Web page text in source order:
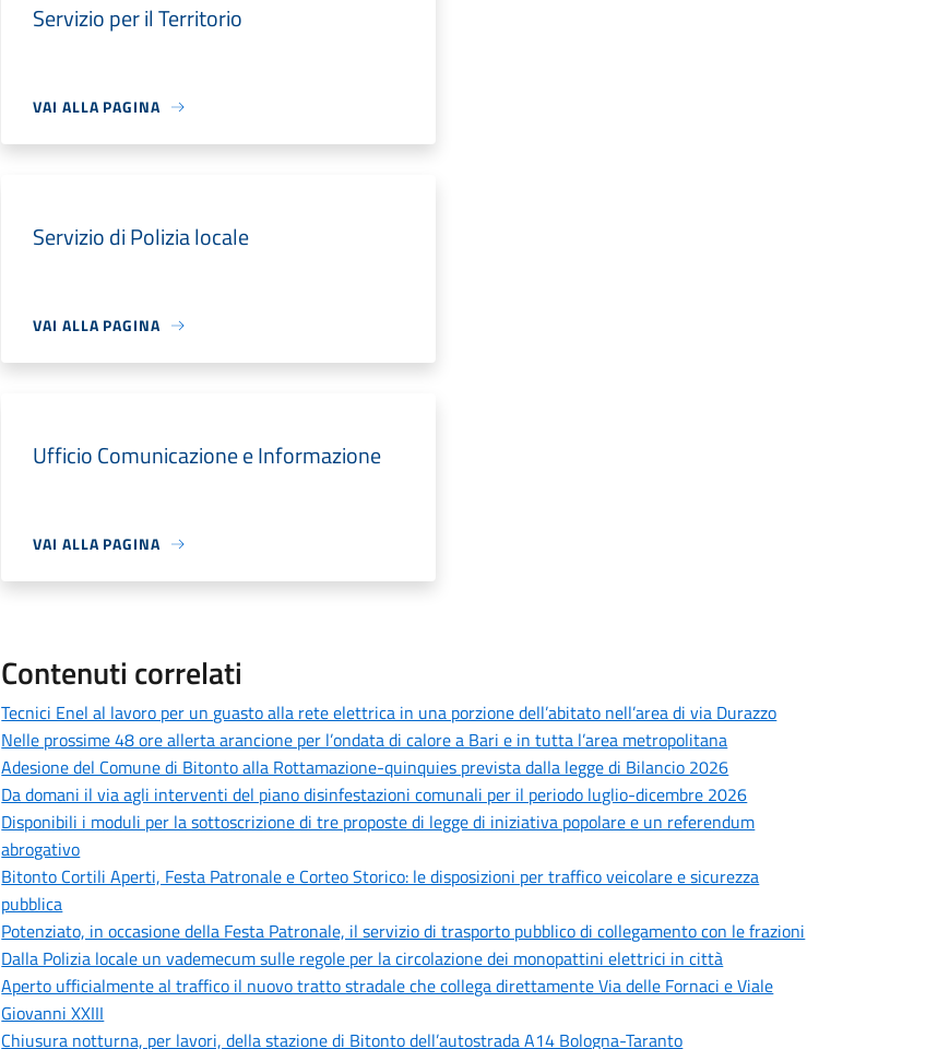
Servizio per il Territorio
VAI ALLA PAGINA
Servizio di Polizia locale
VAI ALLA PAGINA
Ufficio Comunicazione e Informazione
VAI ALLA PAGINA
Contenuti correlati
Tecnici Enel al lavoro per un guasto alla rete elettrica in una porzione dell’abitato nell’area di via Durazzo
Nelle prossime 48 ore allerta arancione per l’ondata di calore a Bari e in tutta l’area metropolitana
Adesione del Comune di Bitonto alla Rottamazione-quinquies prevista dalla legge di Bilancio 2026
Da domani il via agli interventi del piano disinfestazioni comunali per il periodo luglio-dicembre 2026
Disponibili i moduli per la sottoscrizione di tre proposte di legge di iniziativa popolare e un referendum
abrogativo
Bitonto Cortili Aperti, Festa Patronale e Corteo Storico: le disposizioni per traffico veicolare e sicurezza
pubblica
Potenziato, in occasione della Festa Patronale, il servizio di trasporto pubblico di collegamento con le frazioni
Dalla Polizia locale un vademecum sulle regole per la circolazione dei monopattini elettrici in città
Aperto ufficialmente al traffico il nuovo tratto stradale che collega direttamente Via delle Fornaci e Viale
Giovanni XXIII
Chiusura notturna, per lavori, della stazione di Bitonto dell’autostrada A14 Bologna-Taranto